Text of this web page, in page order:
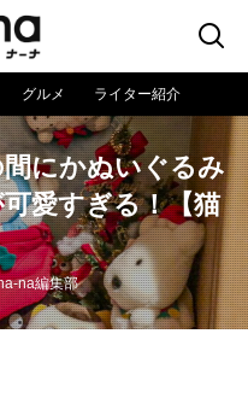
グルメ ライター紹介
にかぬいぐるみ
愛すぎる！【猫
na編集部